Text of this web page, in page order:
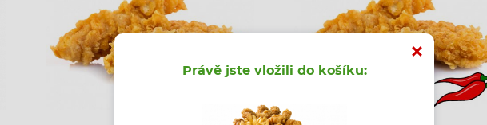
Právě jste vložili do košíku: